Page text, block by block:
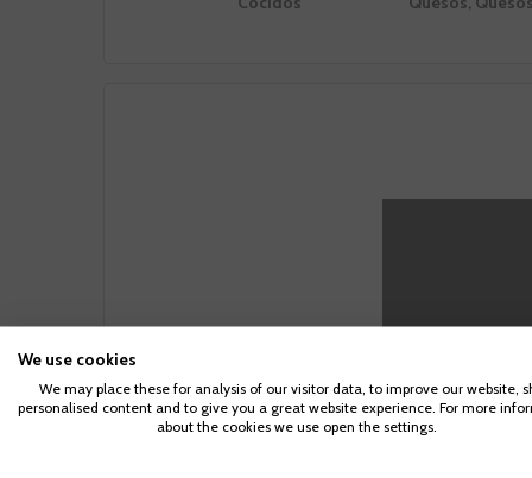
Notas del Viñedo
Las uvas provienen preferentemente de
Para
suficiente
We use cookies
We may place these for analysis of our visitor data, to improve our website,
personalised content and to give you a great website experience. For more
about the cookies we use open the settings.